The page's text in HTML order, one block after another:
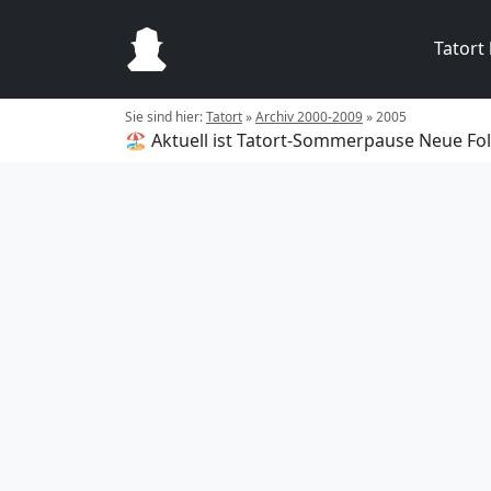
Tatort
Sie sind hier:Tatort»Archiv 2000-2009»2005
🏖️ Aktuell ist Tatort-Sommerpause Neue